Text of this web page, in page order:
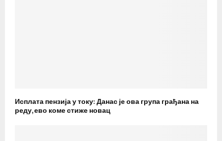
Исплата пензија у току: Данас је ова група грађана на
реду, ево коме стиже новац